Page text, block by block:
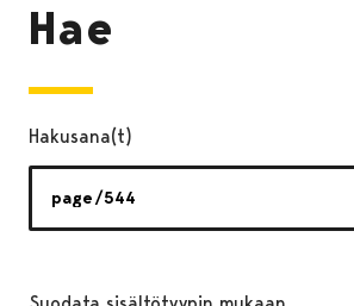
Hae
Hakusana(t)